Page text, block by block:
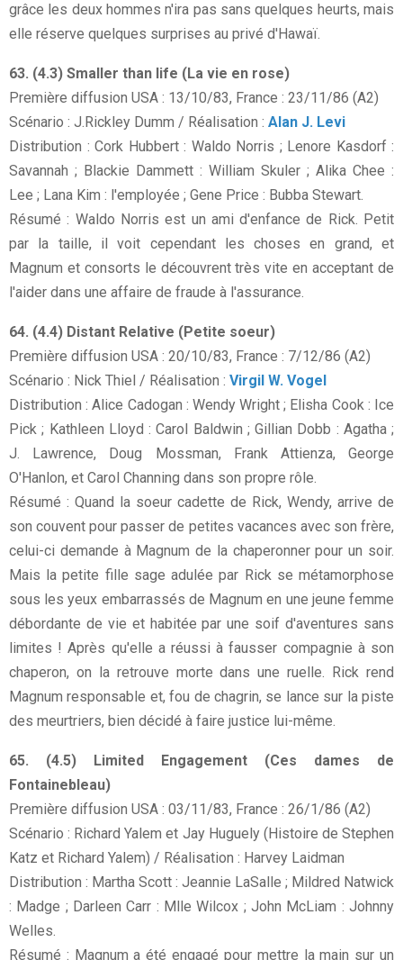
grâce les deux hommes n'ira pas sans quelques heurts, mais
elle réserve quelques surprises au privé d'Hawaï.
63. (4.3) Smaller than life (La vie en rose)
Première diffusion USA : 13/10/83, France : 23/11/86 (A2)
Scénario : J.Rickley Dumm / Réalisation : Alan J. Levi
Distribution : Cork Hubbert : Waldo Norris ; Lenore Kasdorf :
Savannah ; Blackie Dammett : William Skuler ; Alika Chee :
Lee ; Lana Kim : l'employée ; Gene Price : Bubba Stewart.
Résumé : Waldo Norris est un ami d'enfance de Rick. Petit
par la taille, il voit cependant les choses en grand, et
Magnum et consorts le découvrent très vite en acceptant de
l'aider dans une affaire de fraude à l'assurance.
64. (4.4) Distant Relative (Petite soeur)
Première diffusion USA : 20/10/83, France : 7/12/86 (A2)
Scénario : Nick Thiel / Réalisation : Virgil W. Vogel
Distribution : Alice Cadogan : Wendy Wright ; Elisha Cook : Ice
Pick ; Kathleen Lloyd : Carol Baldwin ; Gillian Dobb : Agatha ;
J. Lawrence, Doug Mossman, Frank Attienza, George
O'Hanlon, et Carol Channing dans son propre rôle.
Résumé : Quand la soeur cadette de Rick, Wendy, arrive de
son couvent pour passer de petites vacances avec son frère,
celui-ci demande à Magnum de la chaperonner pour un soir.
Mais la petite fille sage adulée par Rick se métamorphose
sous les yeux embarrassés de Magnum en une jeune femme
débordante de vie et habitée par une soif d'aventures sans
limites ! Après qu'elle a réussi à fausser compagnie à son
chaperon, on la retrouve morte dans une ruelle. Rick rend
Magnum responsable et, fou de chagrin, se lance sur la piste
des meurtriers, bien décidé à faire justice lui-même.
65. (4.5) Limited Engagement (Ces dames de
Fontainebleau)
Première diffusion USA : 03/11/83, France : 26/1/86 (A2)
Scénario : Richard Yalem et Jay Huguely (Histoire de Stephen
Katz et Richard Yalem) / Réalisation : Harvey Laidman
Distribution : Martha Scott : Jeannie LaSalle ; Mildred Natwick
: Madge ; Darleen Carr : Mlle Wilcox ; John McLiam : Johnny
Welles.
Résumé : Magnum a été engagé pour mettre la main sur un